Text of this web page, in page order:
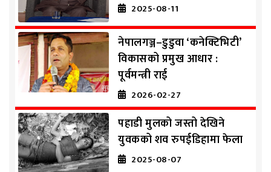
2025-08-11
नेपालगञ्ज–डुडुवा ‘कनेक्टिभिटी’
विकासको प्रमुख आधार :
पूर्वमन्त्री राई
2026-02-27
पहाडी मुलको जस्तो देखिने
युवकको शव रुपईडिहामा फेला
2025-08-07